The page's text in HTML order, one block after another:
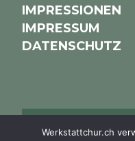
IMPRESSIONEN
IMPRESSUM
DATENSCHUTZ
Werkstattchur.ch